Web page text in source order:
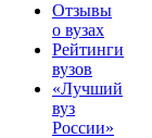
Отзывы
о вузах
Рейтинги
вузов
«Лучший
вуз
России»